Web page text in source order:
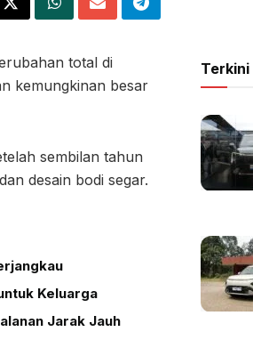
total di
kemungkinan besar
sembilan tahun
desain bodi segar.
Keluarga
Jarak Jauh
Terkini